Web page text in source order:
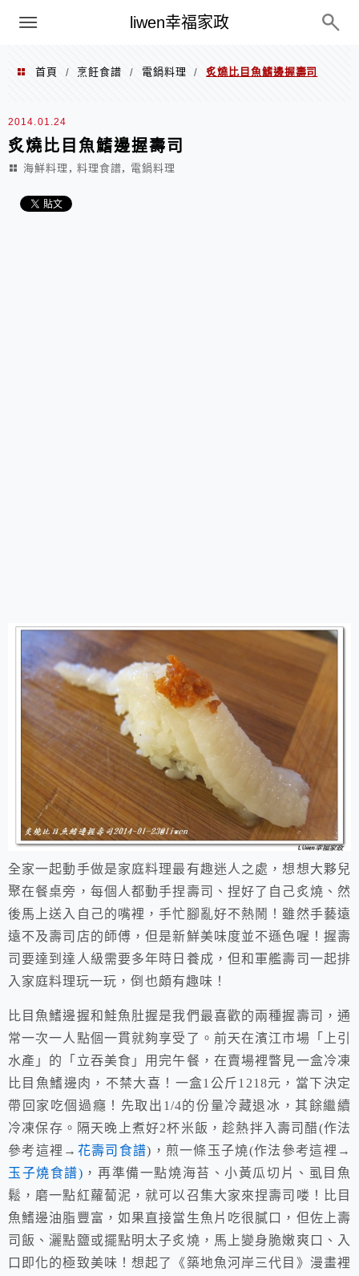
liwen幸福家政
menu
首頁 / 烹飪食譜 / 電鍋料理 / 炙燒比目魚鰭邊握壽司
2014.01.24
炙燒比目魚鰭邊握壽司
海鮮料理 , 料理食譜, 電鍋料理
全家一起動手做是家庭料理最有趣迷人之處，想想大夥兒
聚在餐桌旁，每個人都動手捏壽司、捏好了自己炙燒、然
後馬上送入自己的嘴裡，手忙腳亂好不熱鬧！雖然手藝遠
遠不及壽司店的師傅，但是新鮮美味度並不遜色喔！握壽
司要達到達人級需要多年時日養成，但和軍艦壽司一起排
入家庭料理玩一玩，倒也頗有趣味！
比目魚鰭邊握和鮭魚肚握是我們最喜歡的兩種握壽司，通
常一次一人點個一貫就夠享受了。前天在濱江市場「上引
水產」的「立吞美食」用完午餐，在賣場裡瞥見一盒冷凍
比目魚鰭邊肉，不禁大喜！一盒1公斤1218元，當下決定
帶回家吃個過癮！先取出1/4的份量冷藏退冰，其餘繼續
冷凍保存。隔天晚上煮好2杯米飯，趁熱拌入壽司醋(作法
參考這裡→ 花壽司食譜)，煎一條玉子燒(作法參考這裡→
玉子燒食譜) ，再準備一點燒海苔、小黃瓜切片、虱目魚
鬆，磨一點紅蘿蔔泥，就可以召集大家來捏壽司喽！比目
魚鰭邊油脂豐富，如果直接當生魚片吃很膩口，但佐上壽
司飯、灑點鹽或擺點明太子炙燒，馬上變身脆嫩爽口、入
口即化的極致美味！想起了《築地魚河岸三代目》漫畫裡